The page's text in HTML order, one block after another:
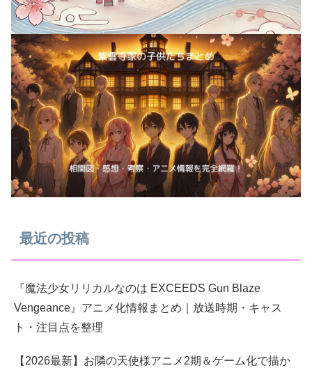
最近の投稿
『魔法少女リリカルなのは EXCEEDS Gun Blaze
Vengeance』アニメ化情報まとめ｜放送時期・キャス
ト・注目点を整理
【2026最新】お隣の天使様アニメ2期＆ゲーム化で描か